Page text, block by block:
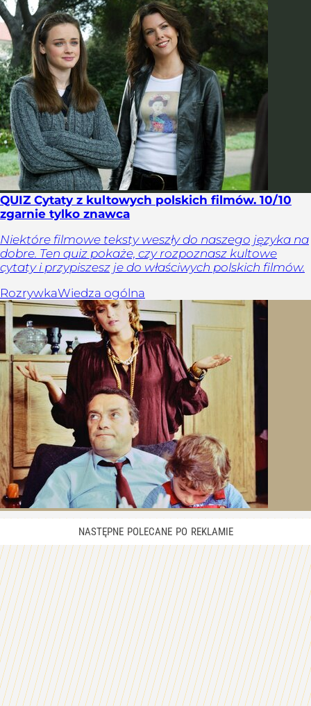
QUIZ Cytaty z kultowych polskich filmów. 10/10
zgarnie tylko znawca
Niektóre filmowe teksty weszły do naszego języka na
dobre. Ten quiz pokaże, czy rozpoznasz kultowe
cytaty i przypiszesz je do właściwych polskich filmów.
RozrywkaWiedza ogólna